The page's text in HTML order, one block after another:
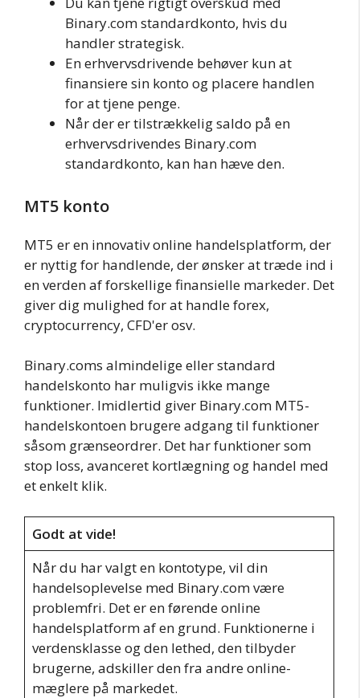
Binary.com standardkonto, hvis du
handler strategisk.
En erhvervsdrivende behøver kun at
finansiere sin konto og placere handlen
for at tjene penge.
Når der er tilstrækkelig saldo på en
erhvervsdrivendes Binary.com
standardkonto, kan han hæve den.
MT5 konto
MT5 er en innovativ online handelsplatform, der
er nyttig for handlende, der ønsker at træde ind i
en verden af forskellige finansielle markeder. Det
giver dig mulighed for at handle forex,
cryptocurrency, CFD'er osv.
Binary.coms almindelige eller standard
handelskonto har muligvis ikke mange
funktioner. Imidlertid giver Binary.com MT5-
handelskontoen brugere adgang til funktioner
såsom grænseordrer. Det har funktioner som
stop loss, avanceret kortlægning og handel med
et enkelt klik.
Godt at vide!
Når du har valgt en kontotype, vil din
handelsoplevelse med Binary.com være
problemfri. Det er en førende online
handelsplatform af en grund. Funktionerne i
verdensklasse og den lethed, den tilbyder
brugerne, adskiller den fra andre online-
mæglere på markedet.